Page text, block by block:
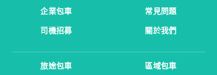
企業包車
常見問題
司機招募
關於我們
旅途包車 區域包車